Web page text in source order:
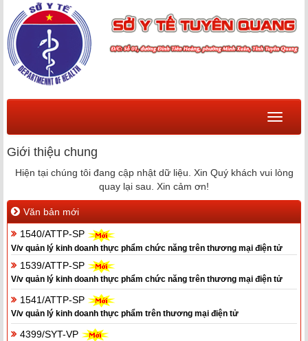
Menu
Giới thiệu chung
Hiện tại chúng tôi đang cập nhật dữ liệu. Xin Quý khách vui lòng
quay lại sau. Xin cảm ơn!
Văn bản mới
1540/ATTP-SP
V/v quản lý kinh doanh thực phẩm chức năng trên thương mại điện tử
1539/ATTP-SP
V/v quản lý kinh doanh thực phẩm chức năng trên thương mại điện tử
1541/ATTP-SP
V/v quản lý kinh doanh thực phẩm trên thương mại điện tử
4399/SYT-VP